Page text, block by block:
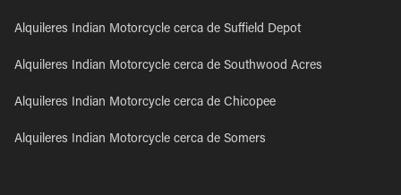
Alquileres Indian Motorcycle cerca de Suffield Depot
Alquileres Indian Motorcycle cerca de Southwood Acres
Alquileres Indian Motorcycle cerca de Chicopee
Alquileres Indian Motorcycle cerca de Somers